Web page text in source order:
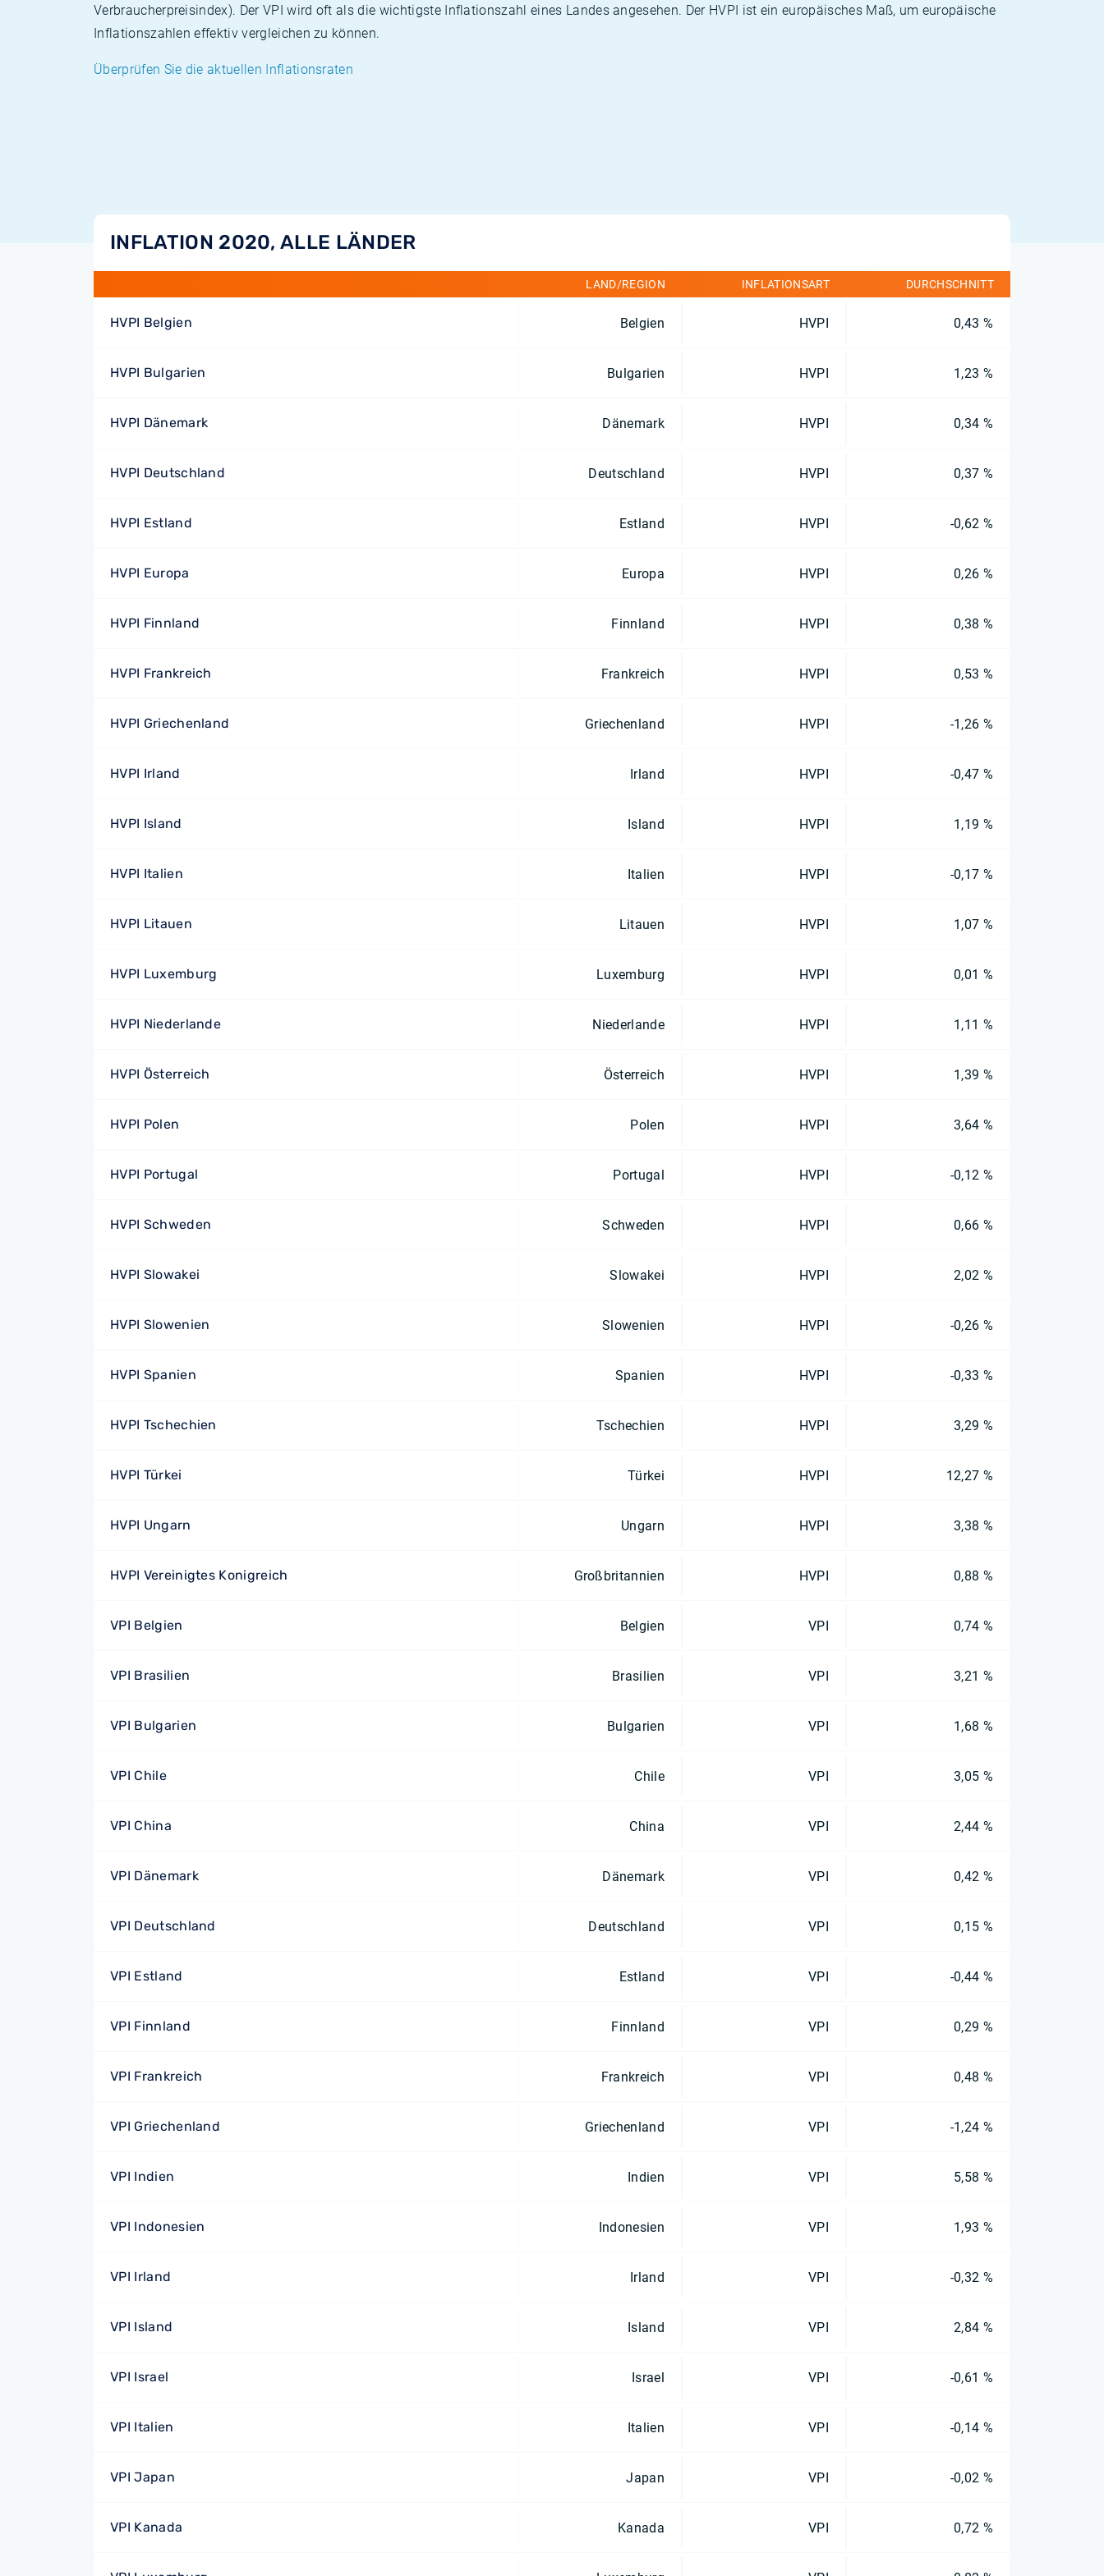
Verbraucherpreisindex). Der VPI wird oft als die wichtigste Inflationszahl eines Landes angesehen. Der HVPI ist ein europäisches Maß, um europäische
Inflationszahlen effektiv vergleichen zu können.
Überprüfen Sie die aktuellen Inflationsraten
INFLATION 2020, ALLE LÄNDER
LAND/REGION INFLATIONSART DURCHSCHNITT
HVPI Belgien Belgien HVPI 0,43 %
HVPI Bulgarien Bulgarien HVPI 1,23 %
HVPI Dänemark Dänemark HVPI 0,34 %
HVPI Deutschland Deutschland HVPI 0,37 %
HVPI Estland Estland HVPI -0,62 %
HVPI Europa Europa HVPI 0,26 %
HVPI Finnland Finnland HVPI 0,38 %
HVPI Frankreich Frankreich HVPI 0,53 %
HVPI Griechenland Griechenland HVPI -1,26 %
HVPI Irland Irland HVPI -0,47 %
HVPI Island Island HVPI 1,19 %
HVPI Italien Italien HVPI -0,17 %
HVPI Litauen Litauen HVPI 1,07 %
HVPI Luxemburg Luxemburg HVPI 0,01 %
HVPI Niederlande Niederlande HVPI 1,11 %
HVPI Österreich Österreich HVPI 1,39 %
HVPI Polen Polen HVPI 3,64 %
HVPI Portugal Portugal HVPI -0,12 %
HVPI Schweden Schweden HVPI 0,66 %
HVPI Slowakei Slowakei HVPI 2,02 %
HVPI Slowenien Slowenien HVPI -0,26 %
HVPI Spanien Spanien HVPI -0,33 %
HVPI Tschechien Tschechien HVPI 3,29 %
HVPI Türkei Türkei HVPI 12,27 %
HVPI Ungarn Ungarn HVPI 3,38 %
HVPI Vereinigtes Konigreich Großbritannien HVPI 0,88 %
VPI Belgien Belgien VPI 0,74 %
VPI Brasilien Brasilien VPI 3,21 %
VPI Bulgarien Bulgarien VPI 1,68 %
VPI Chile Chile VPI 3,05 %
VPI China China VPI 2,44 %
VPI Dänemark Dänemark VPI 0,42 %
VPI Deutschland Deutschland VPI 0,15 %
VPI Estland Estland VPI -0,44 %
VPI Finnland Finnland VPI 0,29 %
VPI Frankreich Frankreich VPI 0,48 %
VPI Griechenland Griechenland VPI -1,24 %
VPI Indien Indien VPI 5,58 %
VPI Indonesien Indonesien VPI 1,93 %
VPI Irland Irland VPI -0,32 %
VPI Island Island VPI 2,84 %
VPI Israel Israel VPI -0,61 %
VPI Italien Italien VPI -0,14 %
VPI Japan Japan VPI -0,02 %
VPI Kanada Kanada VPI 0,72 %